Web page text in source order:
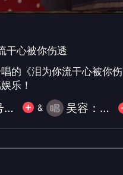
干心被你伤透
的《泪为你流干心被你伤
乐！
幸福号渡轮 & 吴容：每周六发一歌🌹🌹